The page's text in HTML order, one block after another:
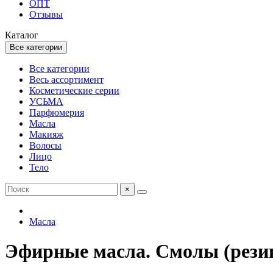
ОПТ
Отзывы
Каталог
Все категории
Все категории
Весь ассортимент
Косметические серии
УСЬМА
Парфюмерия
Масла
Макияж
Волосы
Лицо
Тело
×
Масла
Эфирные масла. Смолы